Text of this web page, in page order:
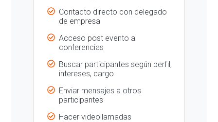
Contacto directo con delegado
de empresa
Acceso post evento a
conferencias
Buscar participantes según perfil,
intereses, cargo
Enviar mensajes a otros
participantes
Hacer videollamadas